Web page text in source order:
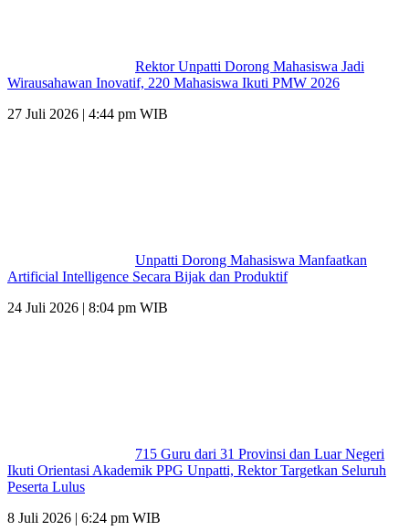
Rektor Unpatti Dorong Mahasiswa Jadi
Wirausahawan Inovatif, 220 Mahasiswa Ikuti PMW 2026
27 Juli 2026 | 4:44 pm WIB
Unpatti Dorong Mahasiswa Manfaatkan
Artificial Intelligence Secara Bijak dan Produktif
24 Juli 2026 | 8:04 pm WIB
715 Guru dari 31 Provinsi dan Luar Negeri
Ikuti Orientasi Akademik PPG Unpatti, Rektor Targetkan Seluruh
Peserta Lulus
8 Juli 2026 | 6:24 pm WIB